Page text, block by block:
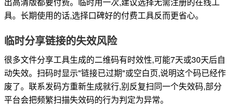
具。长期使用的话,选择口碑好的付费工具反而更省心。
临时分享链接的失效风险
很多文件分享工具生成的二维码有时效性,可能7天或30天后自
动失效。扫码时显示"链接已过期"或空白页,说明这个码已经作
废了。联系发码方重新生成就行,别反复扫同一个失效码,部分
平台会把频繁扫描失效码的行为判定为异常。